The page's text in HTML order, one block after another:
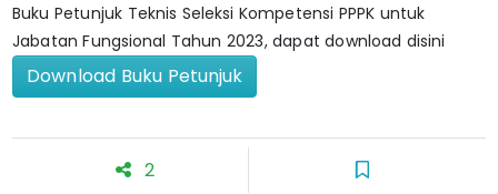
Buku Petunjuk Teknis Seleksi Kompetensi PPPK untuk
Jabatan Fungsional Tahun 2023, dapat download disini
Download Buku Petunjuk
2